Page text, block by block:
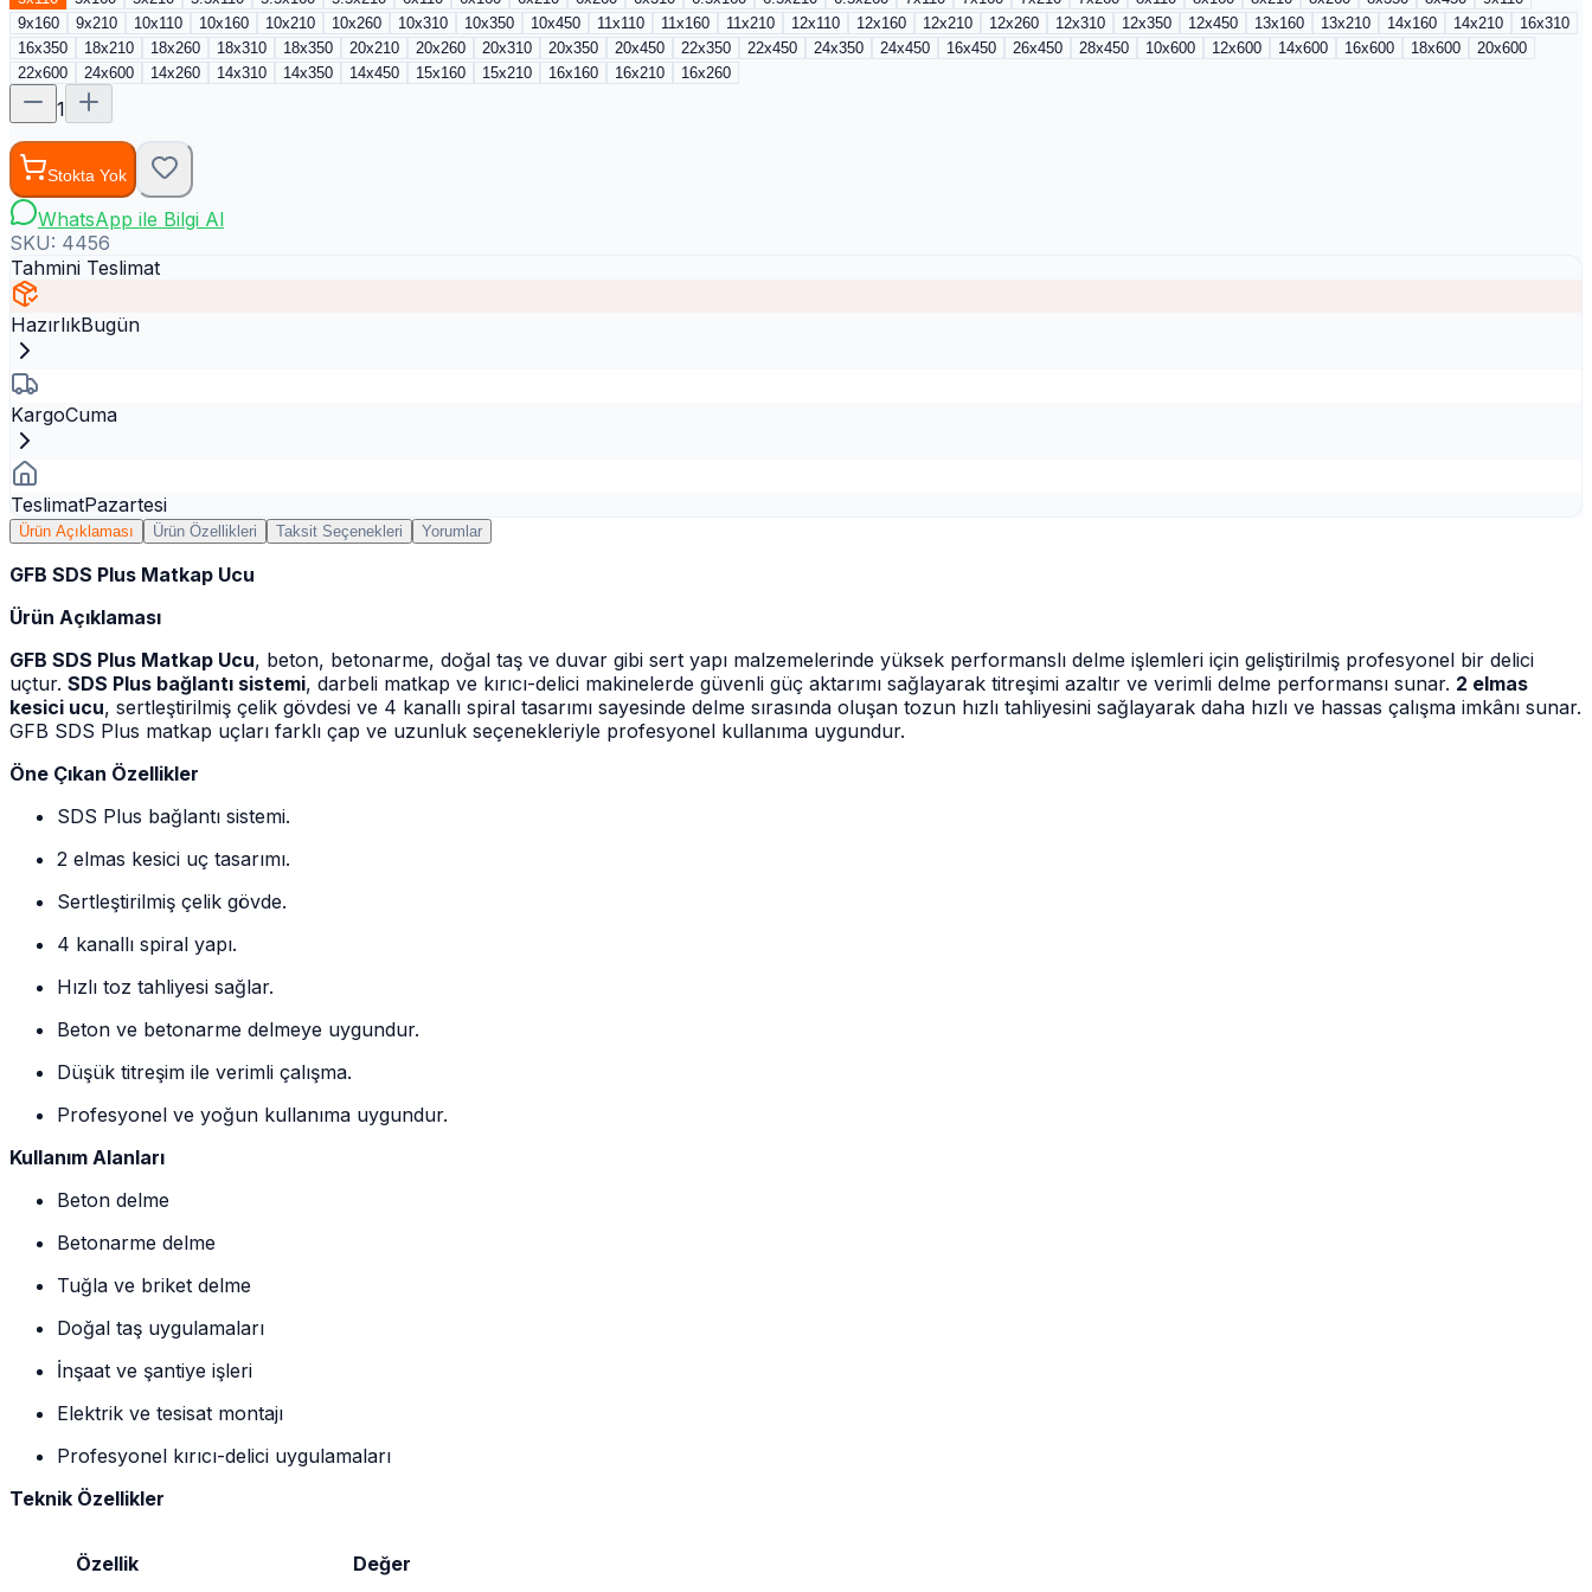
9x160
9x210 10x110 10x160 10x210 10x260 10x310 10x350 10x450 11x110 11x160 11x210 12x110 12x160 12x210 12x260 12x310 12x350 12x450 13x160 13x210 14x160 14x210
16x310
16x350
18x210 18x260 18x310 18x350 20x210 20x260 20x310 20x350 20x450 22x350 22x450 24x350 24x450 16x450 26x450 28x450 10x600 12x600 14x600 16x600 18x600
20x600
22x600
24x600 14x260 14x310 14x350 14x450 15x160 15x210 16x160 16x210 16x260
1
Stokta Yok
WhatsApp ile Bilgi Al
SKU: 4456
Tahmini Teslimat
HazırlıkBugün
KargoCuma
TeslimatPazartesi
Ürün Açıklaması Ürün Özellikleri Taksit Seçenekleri Yorumlar
GFB SDS Plus Matkap Ucu
Ürün Açıklaması
GFB SDS Plus Matkap Ucu, beton, betonarme, doğal taş ve duvar gibi sert yapı malzemelerinde yüksek performanslı delme işlemleri için geliştirilmiş profesyonel bir delici
uçtur. SDS Plus bağlantı sistemi, darbeli matkap ve kırıcı-delici makinelerde güvenli güç aktarımı sağlayarak titreşimi azaltır ve verimli delme performansı sunar. 2 elmas
kesici ucu, sertleştirilmiş çelik gövdesi ve 4 kanallı spiral tasarımı sayesinde delme sırasında oluşan tozun hızlı tahliyesini sağlayarak daha hızlı ve hassas çalışma imkânı sunar.
GFB SDS Plus matkap uçları farklı çap ve uzunluk seçenekleriyle profesyonel kullanıma uygundur.
Öne Çıkan Özellikler
SDS Plus bağlantı sistemi.
2 elmas kesici uç tasarımı.
Sertleştirilmiş çelik gövde.
4 kanallı spiral yapı.
Hızlı toz tahliyesi sağlar.
Beton ve betonarme delmeye uygundur.
Düşük titreşim ile verimli çalışma.
Profesyonel ve yoğun kullanıma uygundur.
Kullanım Alanları
Beton delme
Betonarme delme
Tuğla ve briket delme
Doğal taş uygulamaları
İnşaat ve şantiye işleri
Elektrik ve tesisat montajı
Profesyonel kırıcı-delici uygulamaları
Teknik Özellikler
Özellik Değer